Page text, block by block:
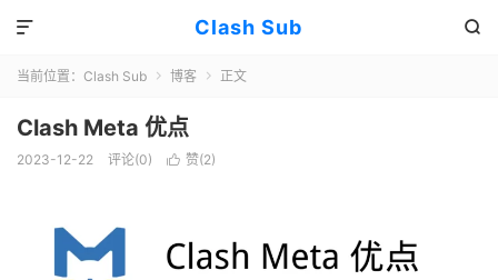
Clash Sub 

当前位置： Clash Sub  博客  正文
Clash Meta 优点
2023-12-22 评论(0)  赞(2)